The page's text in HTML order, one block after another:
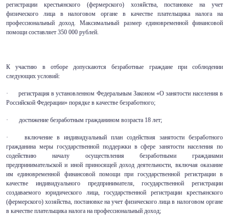
регистрации крестьянского (фермерского) хозяйства, постановке на учет
физического лица в налоговом органе в качестве плательщика налога на
профессиональный доход. Максимальный размер единовременной финансовой
помощи составляет 350 000 рублей.
К участию в отборе допускаются безработные граждане при соблюдении
следующих условий:
· регистрация в установленном Федеральным Законом «О занятости населения в
Российской Федерации» порядке в качестве безработного;
· достижение безработным гражданином возраста 18 лет;
· включение в индивидуальный план содействия занятости безработного
гражданина меры государственной поддержки в сфере занятости населения по
содействию началу осуществления безработными гражданами
предпринимательской и иной приносящей доход деятельности, включая оказание
им единовременной финансовой помощи при государственной регистрации в
качестве индивидуального предпринимателя, государственной регистрации
создаваемого юридического лица, государственной регистрации крестьянского
(фермерского) хозяйства, постановке на учет физического лица в налоговом органе
в качестве плательщика налога на профессиональный доход;